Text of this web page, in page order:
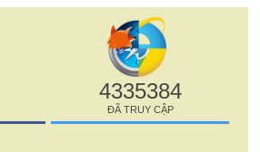
4335384
ĐÃ TRUY CẬP